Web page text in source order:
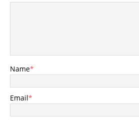
Name*
Email*